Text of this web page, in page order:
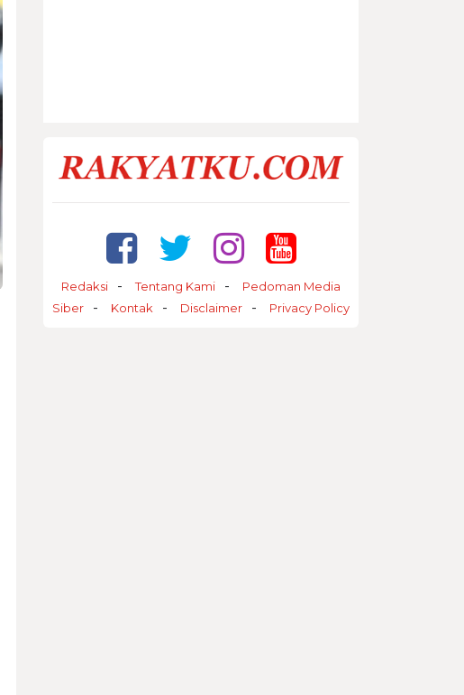
Redaksi Tentang Kami
Pedoman Media
Siber
Kontak Disclaimer Privacy Policy